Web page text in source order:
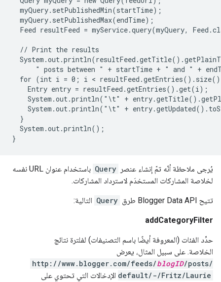
  myQuery.setPublishedMin(startTime);
  myQuery.setPublishedMax(endTime);
Feed resultFeed = myService.query(myQuery,
  // Print the results
" posts between " + startTime + " and " +
for (int i = 0; i <
    Entry entry = resultFeed.getEntries().get(i);
System.out.println("\t" +
System.out.println("\t" +
  }
  System.out.println();
يُرجى ملاحظة أنّه تمّ إنشاء عنصر Query
باستخدام عنوان URL نفسه
لخلاصة المشاركات المستخدَم لاسترداد المشاركات.
تتيح Blogger Data API طرق Query التالية:
addCategoryFilter
حدِّد الفئات (المعروفة أيضًا باسم التصنيفات) لفلترة نتائج
الخلاصة. على سبيل المثال، يعرض
http://www.blogger.com/feeds/blogID/posts/
default/-/Fritz/Laurie الإدخالات التي تحتوي على